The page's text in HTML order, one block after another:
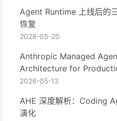
Agent Runtime 上线后的
恢复
2026-05-20
Anthropic Managed
Architecture for
2026-05-13
AHE 深度解析：Coding
演化